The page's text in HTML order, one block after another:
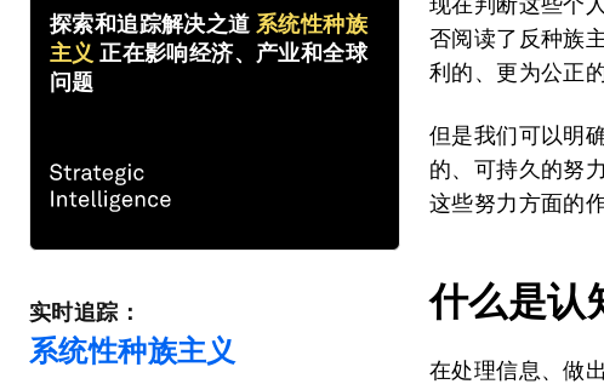
探索和追踪解决之道 系统性种族
主义 正在影响经济、产业和全球
问题
实时追踪：
系统性种族主义
否阅读了反种族
利的、更为公正
但是我们可以明
的、可持久的努
这些努力方面的
什么是认
在处理信息、做